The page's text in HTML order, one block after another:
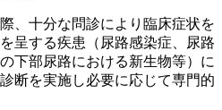
、十分な問診により臨床症状を
呈する疾患（尿路感染症、尿路
下部尿路における新生物等）に
断を実施し必要に応じて専門的